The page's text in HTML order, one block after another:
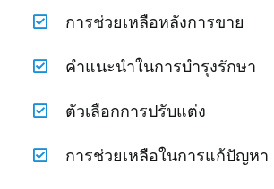
การช่วยเหลือหลังการขาย
คำแนะนำในการบำรุงรักษา
ตัวเลือกการปรับแต่ง
การช่วยเหลือในการแก้ปัญหา